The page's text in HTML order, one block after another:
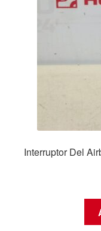
Interruptor Del